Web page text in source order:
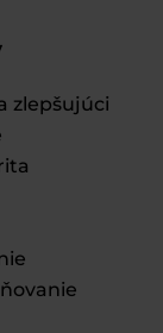
zlepšujúci